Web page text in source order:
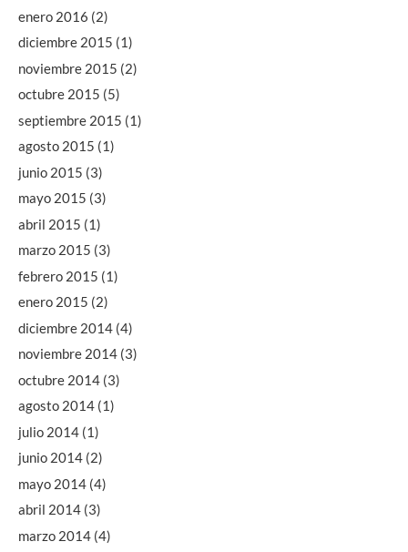
enero 2016 (2)
diciembre 2015 (1)
noviembre 2015 (2)
octubre 2015 (5)
septiembre 2015 (1)
agosto 2015 (1)
junio 2015 (3)
mayo 2015 (3)
abril 2015 (1)
marzo 2015 (3)
febrero 2015 (1)
enero 2015 (2)
diciembre 2014 (4)
noviembre 2014 (3)
octubre 2014 (3)
agosto 2014 (1)
julio 2014 (1)
junio 2014 (2)
mayo 2014 (4)
abril 2014 (3)
marzo 2014 (4)